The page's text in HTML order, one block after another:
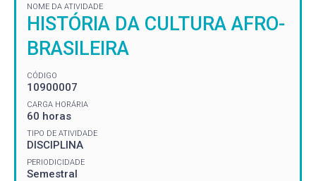
NOME DA ATIVIDADE
HISTÓRIA DA CULTURA AFRO-
BRASILEIRA
CÓDIGO
10900007
CARGA HORÁRIA
60 horas
TIPO DE ATIVIDADE
DISCIPLINA
PERIODICIDADE
Semestral